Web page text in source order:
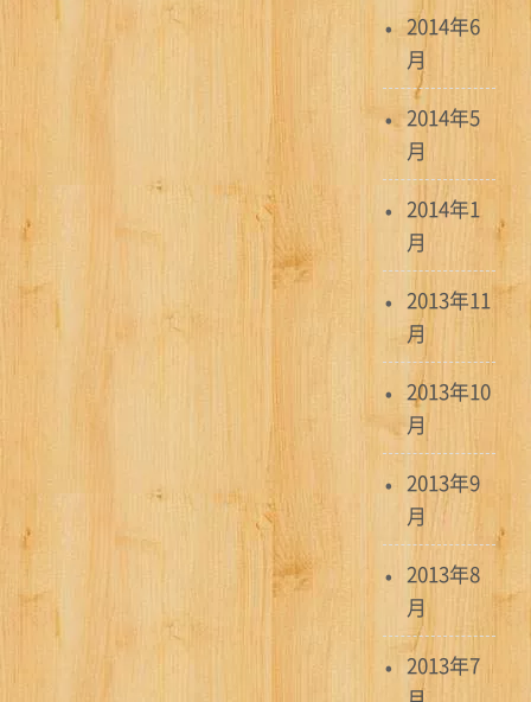
2014年6
月
2014年5
月
2014年1
月
2013年11
月
2013年10
月
2013年9
月
2013年8
月
2013年7